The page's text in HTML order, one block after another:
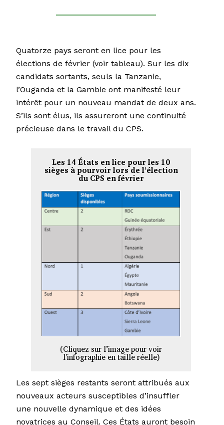
Quatorze pays seront en lice pour les
élections de février (voir tableau). Sur les dix
candidats sortants, seuls la Tanzanie,
l’Ouganda et la Gambie ont manifesté leur
intérêt pour un nouveau mandat de deux ans.
S’ils sont élus, ils assureront une continuité
précieuse dans le travail du CPS.
Les 14 États en lice pour les 10
sièges à pourvoir lors de l’élection
du CPS en février
(Cliquez sur l’image pour voir
l'infographie en taille réelle)
Les sept sièges restants seront attribués aux
nouveaux acteurs susceptibles d’insuffler
une nouvelle dynamique et des idées
novatrices au Conseil. Ces États auront besoin